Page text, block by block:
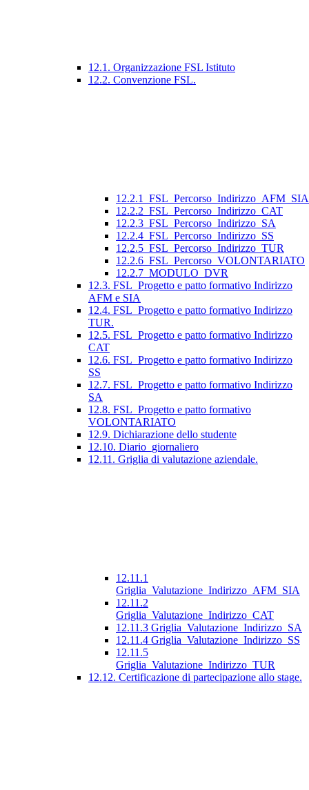
12.1. Organizzazione FSL Istituto
12.2. Convenzione FSL.
12.2.1_FSL_Percorso_Indirizzo_AFM_SIA
12.2.2_FSL_Percorso_Indirizzo_CAT
12.2.3_FSL_Percorso_Indirizzo_SA
12.2.4_FSL_Percorso_Indirizzo_SS
12.2.5_FSL_Percorso_Indirizzo_TUR
12.2.6_FSL_Percorso_VOLONTARIATO
12.2.7_MODULO_DVR
12.3. FSL_Progetto e patto formativo Indirizzo
AFM e SIA
12.4. FSL_Progetto e patto formativo Indirizzo
TUR.
12.5. FSL_Progetto e patto formativo Indirizzo
CAT
12.6. FSL_Progetto e patto formativo Indirizzo
SS
12.7. FSL_Progetto e patto formativo Indirizzo
SA
12.8. FSL_Progetto e patto formativo
VOLONTARIATO
12.9. Dichiarazione dello studente
12.10. Diario_giornaliero
12.11. Griglia di valutazione aziendale.
12.11.1
Griglia_Valutazione_Indirizzo_AFM_SIA
12.11.2
Griglia_Valutazione_Indirizzo_CAT
12.11.3 Griglia_Valutazione_Indirizzo_SA
12.11.4 Griglia_Valutazione_Indirizzo_SS
12.11.5
Griglia_Valutazione_Indirizzo_TUR
12.12. Certificazione di partecipazione allo stage.